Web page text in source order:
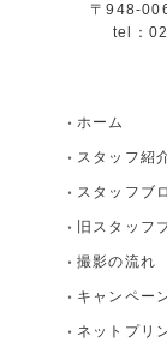
〒948-
tel：
ホーム
スタッフ紹
スタッフブ
旧スタッフ
撮影の流れ
キャンペー
ネットプリ